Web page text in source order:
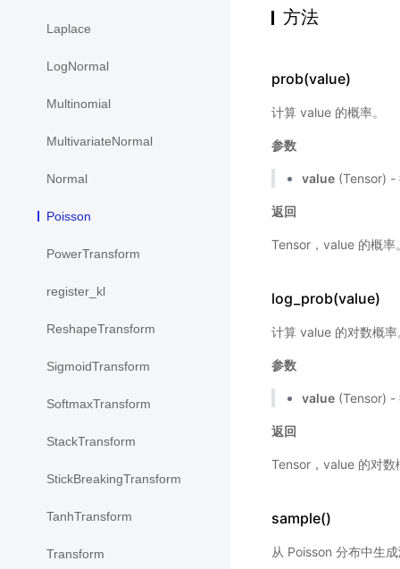
Laplace
LogNormal
Multinomial
MultivariateNormal
Normal
Poisson
PowerTransform
register_kl
ReshapeTransform
SigmoidTransform
SoftmaxTransform
StackTransform
StickBreakingTransform
TanhTransform
Transform
方法
prob(value)
计算 value 的概率。
参数
value (Tensor) -
返回
Tensor，value 的概
log_prob(value)
计算 value 的对数概率
参数
value (Tensor) -
返回
Tensor，value 的对
sample()
从 Poisson 分布中生